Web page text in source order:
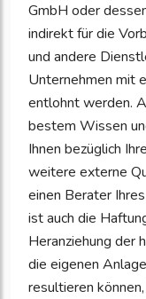
GmbH oder
indirekt für die
und andere
Unternehmen mit
entlohnt werden.
bestem Wissen
Ihnen bezüglich
weitere externe
einen Berater
ist auch die
Heranziehung der
die eigenen
resultieren